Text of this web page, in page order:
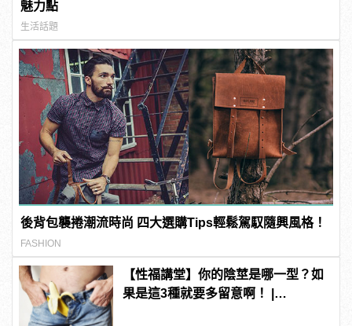
魅力點
生活話題
後背包襲捲潮流時尚 四大選購Tips輕鬆駕馭隨興風格！
FASHION
【性福講堂】你的陰莖是哪一型？如
果是這3種就要多留意啊！ |